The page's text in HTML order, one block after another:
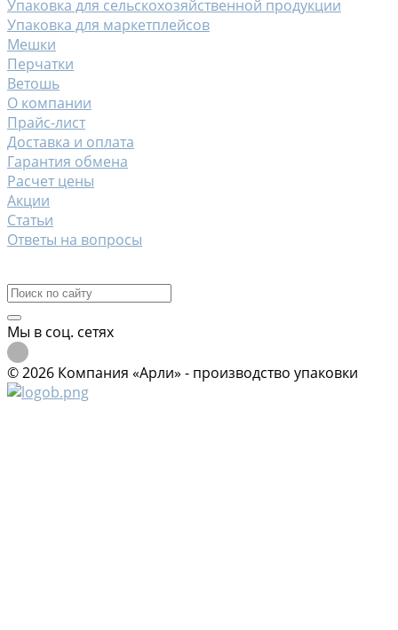
Упаковка для сельскохозяйственной продукции
Упаковка для маркетплейсов
Мешки
Перчатки
Ветошь
О компании
Прайс-лист
Доставка и оплата
Гарантия обмена
Расчет цены
Акции
Статьи
Ответы на вопросы
Мы в соц. сетях
© 2026 Компания «Арли» - производство упаковки